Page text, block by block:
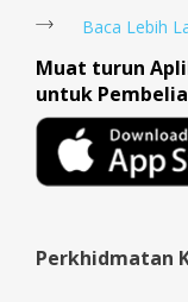
Baca Lebih
Muat turun
untuk
Perkhidmatan